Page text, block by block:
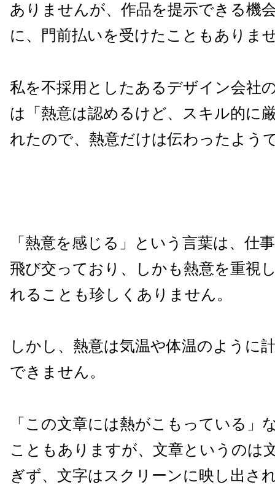
ありませんが、作品を提示できる機
に、門前払いを受けたこともありま
私を不採用としたあるデザイン会社
は「熱意は認めるけど、スキル的に
れたので、熱意だけは伝わったよう
「熱意を感じる」という言葉は、仕
飛び交っており、しかも熱意を重視
れることも珍しくありません。
しかし、熱意は気温や体温のように
できません。
「この文章には熱がこもっている」
こともありますが、文章というのは
ぎず、文字はスクリーンに映し出さ